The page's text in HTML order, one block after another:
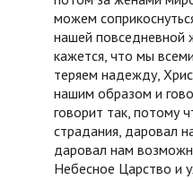
можем
нашей повседневной
кажется, что мы
теряем надежду,
нашим образом и
говорит так, потому
страдания, даровал
даровал нам
Небесное Царство и